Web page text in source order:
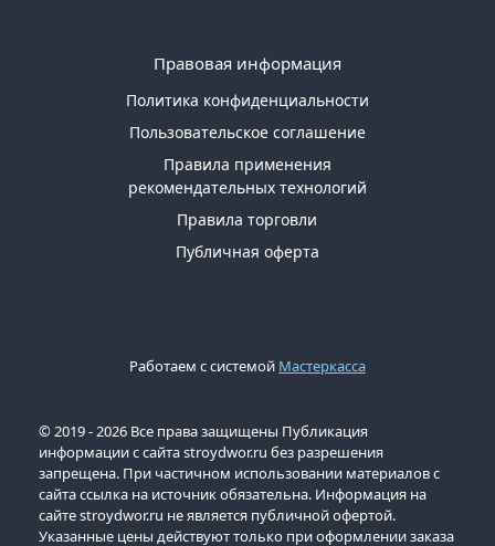
Правовая информация
Политика конфиденциальности
Пользовательское соглашение
Правила применения
рекомендательных технологий
Правила торговли
Публичная оферта
Работаем с системой Мастеркасса
© 2019 - 2026 Все права защищены Публикация
информации с сайта stroydwor.ru без разрешения
запрещена. При частичном использовании материалов с
сайта ссылка на источник обязательна. Информация на
сайте stroydwor.ru не является публичной офертой.
Указанные цены действуют только при оформлении заказа